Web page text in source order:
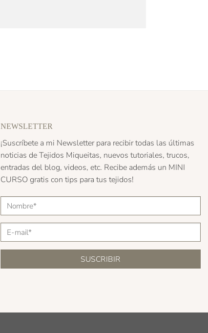
NEWSLETTER
¡Suscríbete a mi Newsletter para recibir todas las últimas
noticias de Tejidos Miqueitas, nuevos tutoriales, trucos,
entradas del blog, videos, etc. Recibe además un MINI
CURSO gratis con tips para tus tejidos!